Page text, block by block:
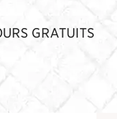
GRATUITS